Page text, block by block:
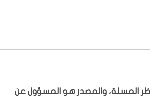
نظر المسلة، والمصدر هو المسؤول عن